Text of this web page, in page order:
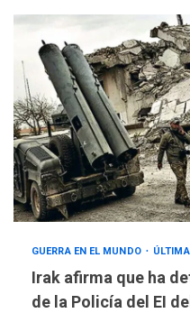
GUERRA EN EL MUNDO
Irak afirma que ha
de la Policía del EI